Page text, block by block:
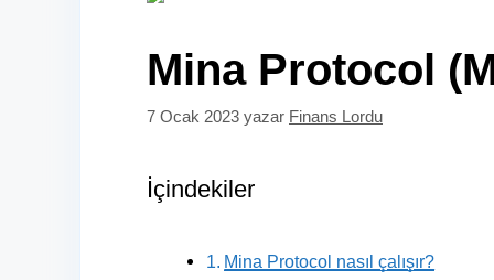
Mina Protocol
7 Ocak 2023 yazar Finans Lordu
İçindekiler
Mina Protocol nasıl çalışır?